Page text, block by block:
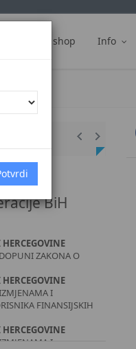
Web shop Info
BiH
ZAKONA O
I
FINANSIJSKIH
I